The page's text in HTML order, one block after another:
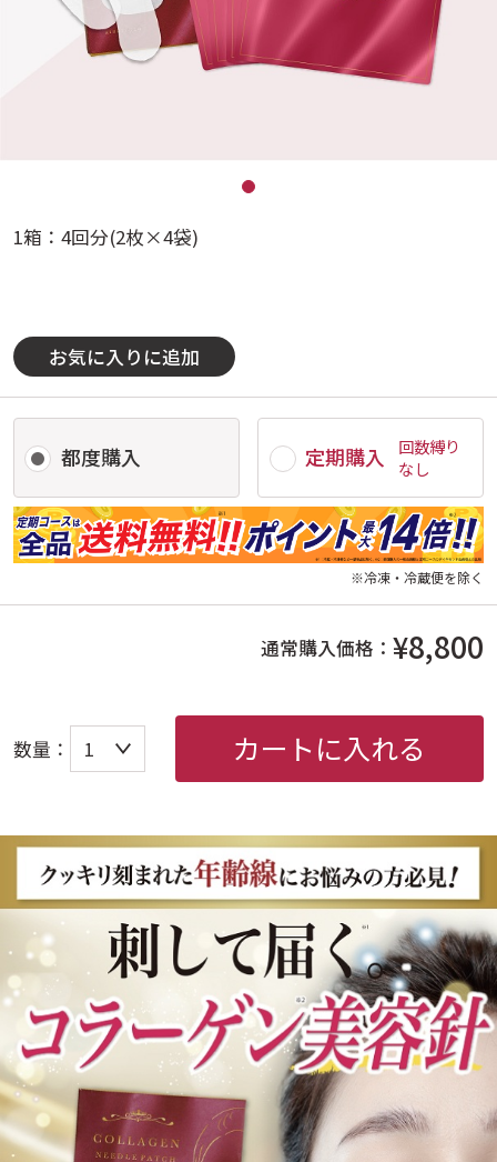
1箱：4回分(2枚×4袋)
お気に入りに追加
都度購入 定期購入
回数縛り
なし
※冷凍・冷蔵便を除く
通常購入価格：¥8,800
数量： カートに入れる